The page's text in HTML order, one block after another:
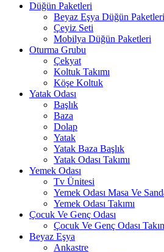
Düğün Paketleri
Beyaz Eşya Düğün Paketleri
Çeyiz Seti
Mobilya Düğün Paketleri
Oturma Grubu
Çekyat
Koltuk Takımı
Köşe Koltuk
Yatak Odası
Başlık
Baza
Dolap
Yatak
Yatak Baza Başlık
Yatak Odası Takımı
Yemek Odası
Tv Ünitesi
Yemek Odası Masa Ve
Yemek Odası Takımı
Çocuk Ve Genç Odası
Çocuk Ve Genç Odası
Beyaz Eşya
Ankastre